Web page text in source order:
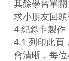
其餘學習單
求小朋友回頭
4 紀錄卡製作
4.1 列印此頁
會清晰，每